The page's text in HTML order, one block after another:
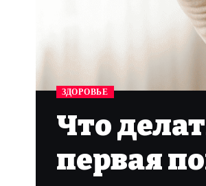
ЗДОРОВЬЕ
Что
первая